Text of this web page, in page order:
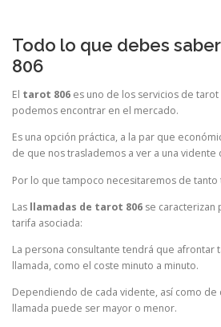
Todo lo que debes
806
El tarot 806 es uno de los servicios de
podemos encontrar en el mercado.
Es una opción práctica, a la par que
de que nos traslademos a ver a una vidente
Por lo que tampoco necesitaremos de tanto
Las llamadas de tarot 806 se caracterizan
tarifa asociada:
La persona consultante tendrá que afrontar
llamada, como el coste minuto a minuto.
Dependiendo de cada vidente, así como
llamada puede ser mayor o menor.